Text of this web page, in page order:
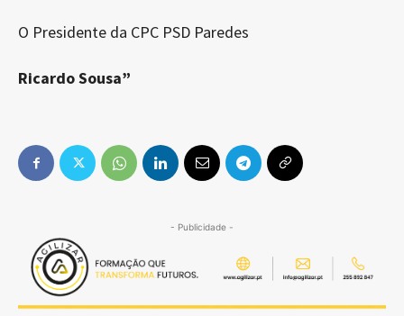
O Presidente da CPC PSD Paredes
Ricardo Sousa”
- Publicidade -